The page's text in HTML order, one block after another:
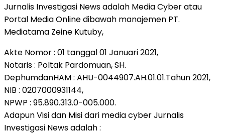
Jurnalis Investigasi News adalah Media Cyber atau
Portal Media Online dibawah manajemen PT.
Mediatama Zeine Kutuby,
Akte Nomor : 01 tanggal 01 Januari 2021,
Notaris : Poltak Pardomuan, SH.
DephumdanHAM : AHU-0044907.AH.01.01.Tahun 2021,
NIB : 0207000931144,
NPWP : 95.890.313.0-005.000.
Adapun Visi dan Misi dari media cyber Jurnalis
Investigasi News adalah :